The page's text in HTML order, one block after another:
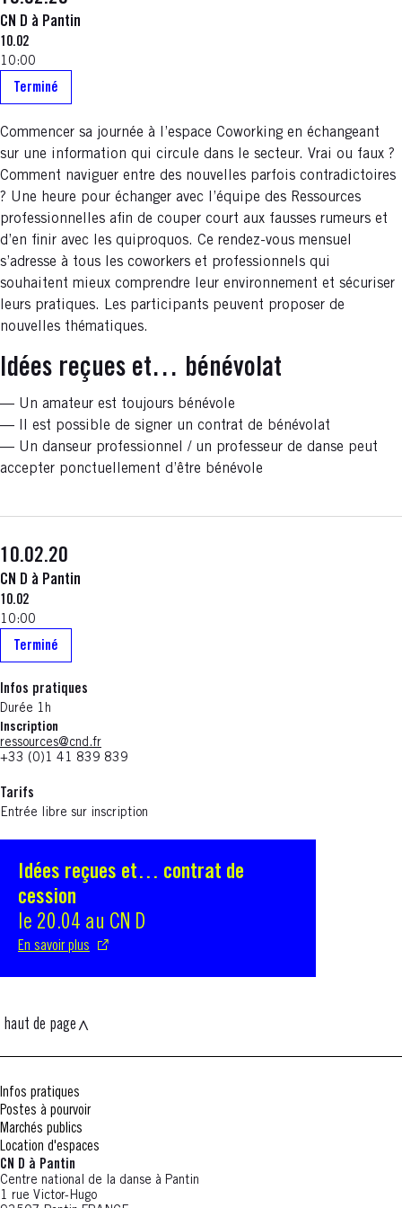
CN D à Pantin
10.02
10:00
Terminé
Commencer sa journée à l’espace Coworking en échangeant
sur une information qui circule dans le secteur. Vrai ou faux ?
Comment naviguer entre des nouvelles parfois contradictoires
? Une heure pour échanger avec l’équipe des Ressources
professionnelles afin de couper court aux fausses rumeurs et
d’en finir avec les quiproquos. Ce rendez-vous mensuel
s’adresse à tous les coworkers et professionnels qui
souhaitent mieux comprendre leur environnement et sécuriser
leurs pratiques. Les participants peuvent proposer de
nouvelles thématiques.
Idées reçues et… bénévolat
— Un amateur est toujours bénévole
— Il est possible de signer un contrat de bénévolat
— Un danseur professionnel / un professeur de danse peut
accepter ponctuellement d’être bénévole
10.02.20
CN D à Pantin
10.02
10:00
Terminé
Infos pratiques
Durée 1h
Inscription
ressources@cnd.fr
+33 (0)1 41 839 839
Tarifs
Entrée libre sur inscription
Idées reçues et… contrat de
cession
le 20.04 au CN D
En savoir plus
S'ouvre dans une nouvelle fenêtre
haut de page
Infos pratiques
Postes à pourvoir
Marchés publics
Location d'espaces
CN D à Pantin
Centre national de la danse à Pantin
1 rue Victor-Hugo